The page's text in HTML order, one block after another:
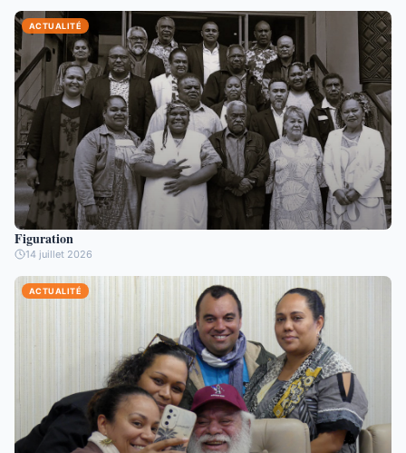
ACTUALITÉ
Figuration
14 juillet 2026
ACTUALITÉ